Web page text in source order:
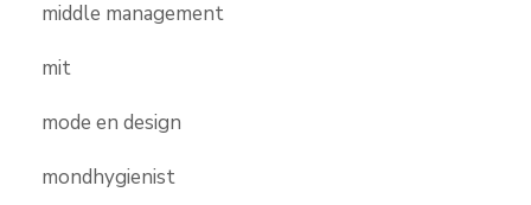
middle management
mit
mode en design
mondhygienist